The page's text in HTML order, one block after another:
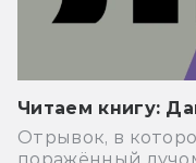
Читаем книгу:
Отрывок, в